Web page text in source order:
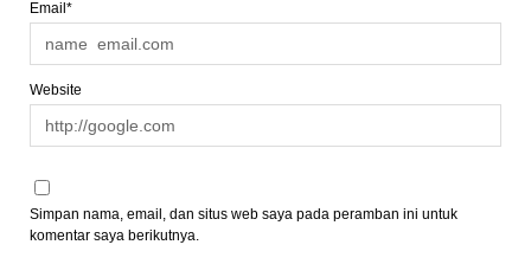
Email*
Website
Simpan nama, email, dan situs web saya pada peramban ini untuk
komentar saya berikutnya.